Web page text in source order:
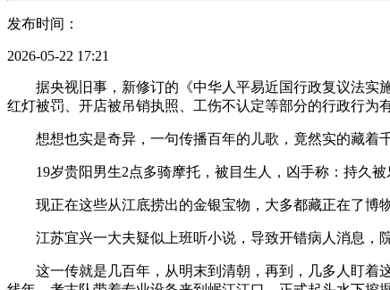
发布时间：
2026-05-22 17:21
据央视旧事，新修订的《中华人平易近国行政复议法实施
红灯被罚、开店被吊销执照、工伤不认定等部分的行政行为
想想也实是奇异，一句传播百年的儿歌，竟然实的藏着
19岁贵阳男生2点多骑摩托，被目生人，凶手称：持久被
现正在这些从江底捞出的金银宝物，大多都藏正在了博物
江苏宜兴一大夫疑似上班听小说，导致开错病人消息，院
这一传就是几百年，从明末到清朝，再到，几多人盯着这